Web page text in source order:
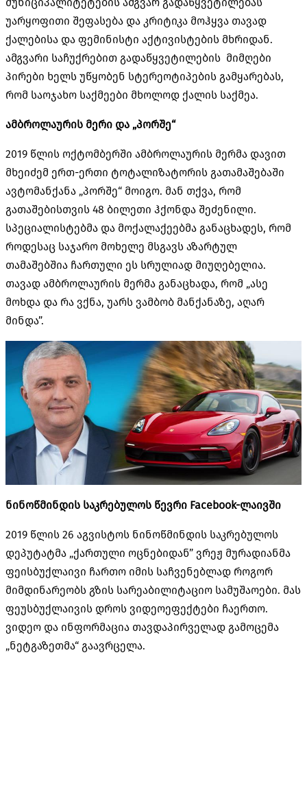
უარყოფითი შეფასება და კრიტიკა მოჰყვა თავად
ქალებისა და ფემინისტი აქტივისტების მხრიდან.
ამგვარი საჩუქრებით გადაწყვეტილების მიმღები
პირები ხელს უწყობენ სტერეოტიპების გამყარებას,
რომ საოჯახო საქმეები მხოლოდ ქალის საქმეა.
ამბროლაურის მერი და „პორშე“
2019 წლის ოქტომბერში ამბროლაურის მერმა დავით
მხეიძემ ერთ-ერთი ტოტალიზატორის გათამაშებაში
ავტომანქანა „პორშე“ მოიგო. მან თქვა, რომ
გათაშებისთვის 48 ბილეთი ჰქონდა შეძენილი.
სპეციალისტებმა და მოქალაქეებმა განაცხადეს, რომ
როდესაც საჯარო მოხელე მსგავს აზარტულ
თამაშებშია ჩართული ეს სრულიად მიუღებელია.
თავად ამბროლაურის მერმა განაცხადა, რომ „ასე
მოხდა და რა ვქნა, უარს ვამბობ მანქანაზე, აღარ
მინდა”.
ნინოწმინდის საკრებულოს წევრი Facebook-ლაივში
2019 წლის 26 აგვისტოს ნინოწმინდის საკრებულოს
დეპუტატმა „ქართული ოცნებიდან” ვრეჟ მურადიანმა
ფეისბუქლაივი ჩართო იმის საჩვენებლად როგორ
მიმდინარეობს გზის სარეაბილიტაციო სამუშაოები. მას
ფეუსბუქლაივის დროს ვიდეოეფექტები ჩაერთო.
ვიდეო და ინფორმაცია თავდაპირველად გამოცემა
„ნეტგაზეთმა“ გაავრცელა.